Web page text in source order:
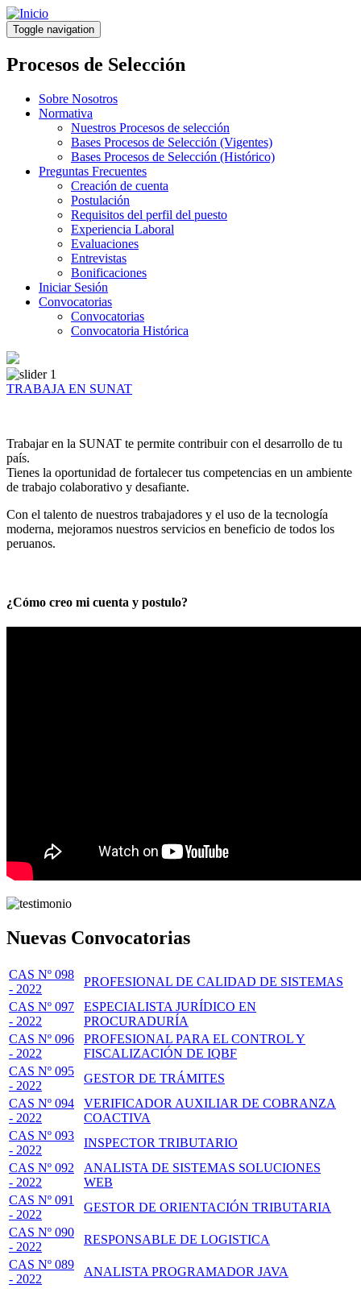
Pasar
al
contenido
principal
Toggle navigation
Procesos de Selección
Sobre Nosotros
Normativa
Nuestros Procesos de selección
Bases Procesos de Selección (Vigentes)
Bases Procesos de Selección (Histórico)
Preguntas Frecuentes
Creación de cuenta
Postulación
Requisitos del perfil del puesto
Experiencia Laboral
Evaluaciones
Entrevistas
Bonificaciones
Iniciar Sesión
Convocatorias
Convocatorias
Convocatoria Histórica
TRABAJA EN SUNAT
Trabajar en la SUNAT te permite contribuir con el desarrollo de tu
país.
Tienes la oportunidad de fortalecer tus competencias en un ambiente
de trabajo colaborativo y desafiante.
Con el talento de nuestros trabajadores y el uso de la tecnología
moderna, mejoramos nuestros servicios en beneficio de todos los
peruanos.
¿Cómo creo mi cuenta y postulo?
Nuevas Convocatorias
CAS Nº 098
- 2022
PROFESIONAL DE CALIDAD DE SISTEMAS
CAS Nº 097
- 2022
ESPECIALISTA JURÍDICO EN
PROCURADURÍA
CAS Nº 096
- 2022
PROFESIONAL PARA EL CONTROL Y
FISCALIZACIÓN DE IQBF
CAS Nº 095
- 2022
GESTOR DE TRÁMITES
CAS Nº 094
- 2022
VERIFICADOR AUXILIAR DE COBRANZA
COACTIVA
CAS Nº 093
- 2022
INSPECTOR TRIBUTARIO
CAS Nº 092
- 2022
ANALISTA DE SISTEMAS SOLUCIONES
WEB
CAS Nº 091
- 2022
GESTOR DE ORIENTACIÓN TRIBUTARIA
CAS Nº 090
- 2022
RESPONSABLE DE LOGISTICA
CAS Nº 089
- 2022
ANALISTA PROGRAMADOR JAVA